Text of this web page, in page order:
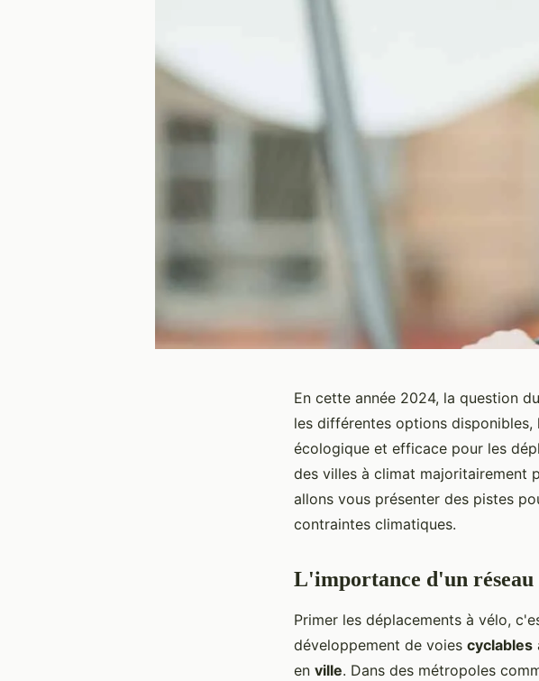
En cette année 2024, la question
les différentes options disponibles,
écologique et efficace pour les
des villes à climat majoritairement
allons vous présenter des pistes
contraintes climatiques.
L'importance d'un réseau
Primer les déplacements à vélo,
développement de voies cyclables
en ville. Dans des métropoles